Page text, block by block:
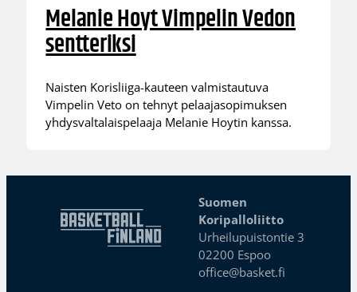
Melanie Hoyt Vimpelin Vedon
sentteriksi
Naisten Korisliiga-kauteen valmistautuva
Vimpelin Veto on tehnyt pelaajasopimuksen
yhdysvaltalaispelaaja Melanie Hoytin kanssa.
Suomen
Koripalloliitto
Urheilupuistontie 3
02200 Espoo
office@basket.fi